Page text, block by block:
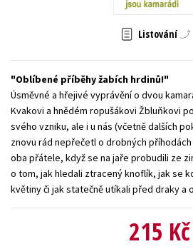
Listování
Oblíbené příběhy žabích hrdinů!
Úsměvné a hřejivé vyprávění o dvou
Kvakovi a hnědém ropušákovi Žbluňkovi
svého vzniku, ale i u nás (včetně dalších
znovu rád nepřečetl o drobných
oba přátele, když se na jaře probudili ze
o tom, jak hledali ztracený knoflík, jak se
květiny či jak statečně utíkali před draky a
215 Kč